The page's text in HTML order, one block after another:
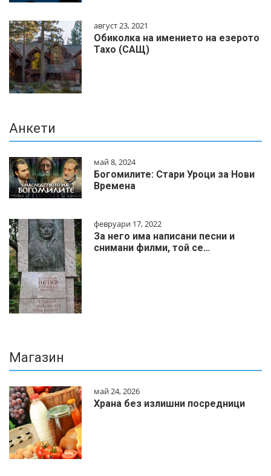
август 23, 2021
Обиколка на имението на езерото
Тахо (САЩ)
Анкети
май 8, 2024
Богомилите: Стари Уроци за Нови
Времена
февруари 17, 2022
За него има написани песни и
снимани филми, той се…
Магазин
май 24, 2026
Храна без излишни посредници